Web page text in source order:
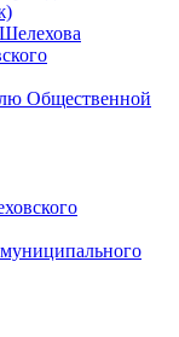
Общественной